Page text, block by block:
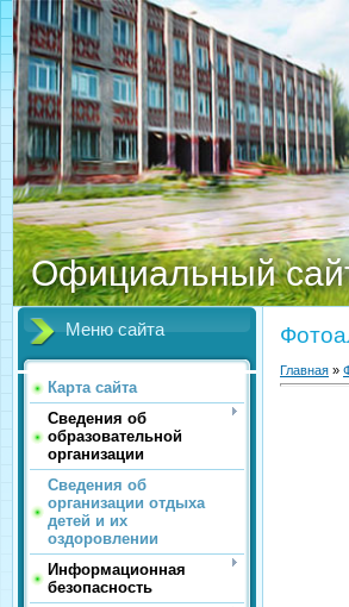
Официальный
Меню сайта
Карта сайта
Сведения об
образовательной
организации
Сведения об
организации отдыха
детей и их
оздоровлении
Информационная
безопасность
Главная »